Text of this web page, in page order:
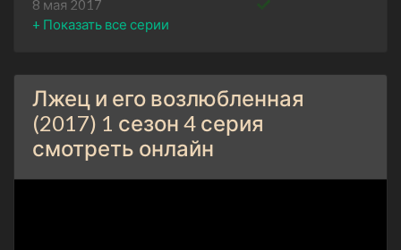
8 мая 2017
1 сезон 14 серия
1 сезон 13 серия
Эпизод 13
1 мая 2017
1 сезон 12 серия
Эпизод 12
25 апреля 2017
Лжец и его возлюбленная
(2017) 1 сезон 4 серия
смотреть онлайн